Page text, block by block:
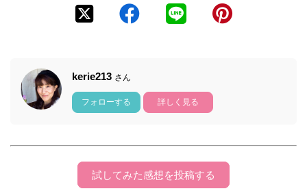
kerie213 さん
フォローする 詳しく見る
試してみた感想を投稿する